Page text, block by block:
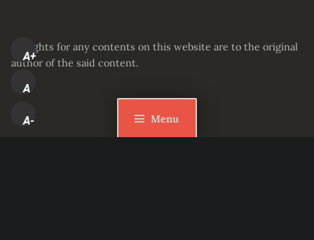
Menu
All rights for any contents on this website are to the original
author of the said content.
A+
A
A-